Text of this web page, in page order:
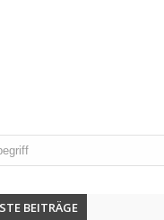
BEITRÄGE